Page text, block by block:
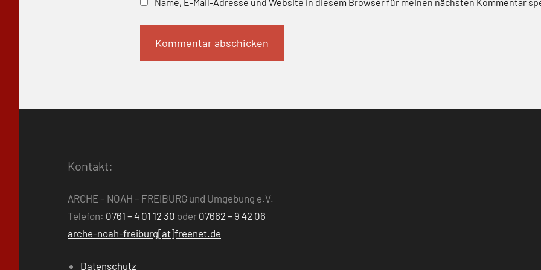
Kontakt:
ARCHE – NOAH – FREIBURG und Umgebung e.V.
Telefon: 0761 – 4 01 12 30 oder 07662 – 9 42 06
arche-noah-freiburg[at]freenet.de
Datenschutz